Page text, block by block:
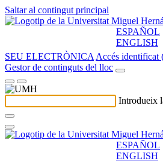
Saltar al contingut principal
ESPAÑOL
ENGLISH
SEU ELECTRÒNICA Accés identificat
Gestor de continguts del lloc
Introdueix
ESPAÑOL
ENGLISH